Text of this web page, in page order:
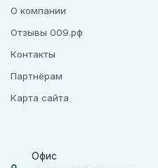
Офис
О компании
Отзывы 009.рф
Контакты
Партнёрам
Карта сайта